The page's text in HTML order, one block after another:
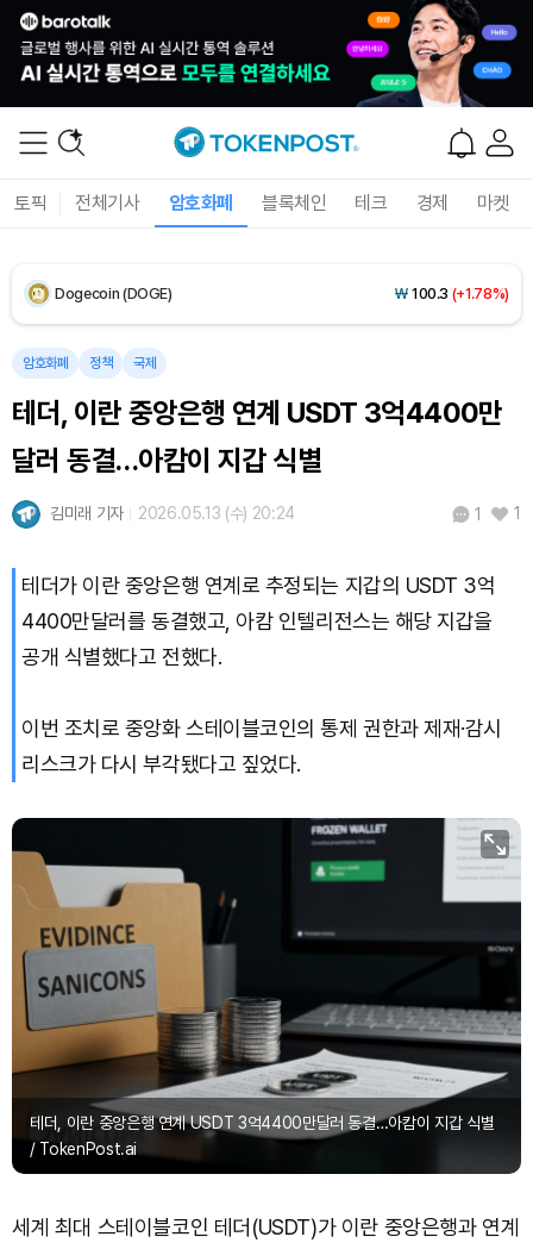
토픽 전체기사 암호화폐 블록체인 테크 경제 마켓
XRP (XRP) ₩1,474(+1.83%)
Dogecoin (DOGE) ₩ 100.3 (+1.78%)
Bitcoin (BTC)
암호화폐 정책 국제
테더, 이란 중앙은행 연계 USDT 3억4400만
달러 동결…아캄이 지갑 식별
김미래 기자 2026.05.13 (수) 20:24 1 1
테더가 이란 중앙은행 연계로 추정되는 지갑의 USDT 3억
4400만달러를 동결했고, 아캄 인텔리전스는 해당 지갑을
공개 식별했다고 전했다.
이번 조치로 중앙화 스테이블코인의 통제 권한과 제재·감시
리스크가 다시 부각됐다고 짚었다.
테더, 이란 중앙은행 연계 USDT 3억4400만달러 동결…아캄이 지갑 식별
/ TokenPost.ai
세계 최대 스테이블코인 테더(USDT)가 이란 중앙은행과 연계